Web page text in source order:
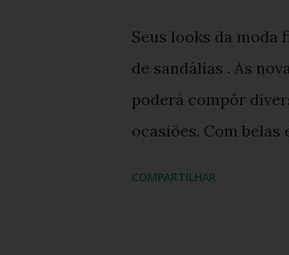
Seus looks da moda
de sandálias . As
poderá compôr
ocasiões. Com belas
COMPARTILHAR